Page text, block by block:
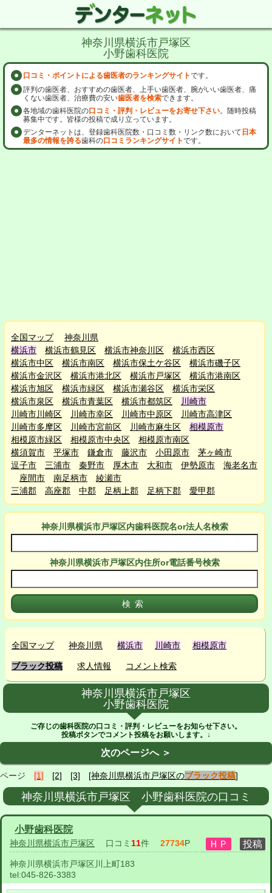
神奈川県横浜市戸塚区
小野歯科医院
口コミ・ポイントによる歯医者のランキングサイトです。
評判の歯医者、おすすめの歯医者、上手い歯医者、腕がいい歯医者、痛
くない歯医者、治療費の安い歯医者を検索できます。
各地域の歯科医院の口コミ・評判・レビューをお寄せ下さい。随時投稿
募集中です。皆様の投稿で成り立っています。
デンターネットは、登録歯科医院数・口コミ数・リンク数において 日本
最多の情報を誇る歯科の口コミランキングサイトです。
全国マップ
神奈川県
横浜市
横浜市鶴見区 横浜市神奈川区
横浜市西区
横浜市中区
横浜市南区 横浜市保土ケ谷区
横浜市磯子区
横浜市金沢区
横浜市港北区 横浜市戸塚区
横浜市港南区
横浜市旭区
横浜市緑区 横浜市瀬谷区
横浜市栄区
横浜市泉区
横浜市青葉区 横浜市都筑区
川崎市
川崎市川崎区
川崎市幸区 川崎市中原区
川崎市高津区
川崎市多摩区
川崎市宮前区 川崎市麻生区
相模原市
相模原市緑区
相模原市中央区
相模原市南区
横須賀市
平塚市 鎌倉市 藤沢市 小田原市
茅ヶ崎市
逗子市
三浦市 秦野市 厚木市 大和市 伊勢原市
海老名市
座間市
南足柄市
綾瀬市
三浦郡
高座郡 中郡 足柄上郡 足柄下郡 愛甲郡
神奈川県横浜市戸塚区内歯科医院名or法人名検索
神奈川県横浜市戸塚区内住所or電話番号検索
全国マップ 神奈川県 横浜市 川崎市 相模原市
ブラック投稿 求人情報 コメント検索
神奈川県横浜市戸塚区
小野歯科医院
ご存じの歯科医院の口コミ・評判・レビューをお知らせ下さい。
投稿ボタンでコメント投稿をお願いします。↓
次のページへ ＞
ページ [1] [2] [3] [神奈川県横浜市戸塚区のブラック投稿]
神奈川県横浜市戸塚区 小野歯科医院の口コミ
小野歯科医院
神奈川県横浜市戸塚区 口コミ 11件 27734P
神奈川県横浜市戸塚区川上町183
tel:045-826-3383